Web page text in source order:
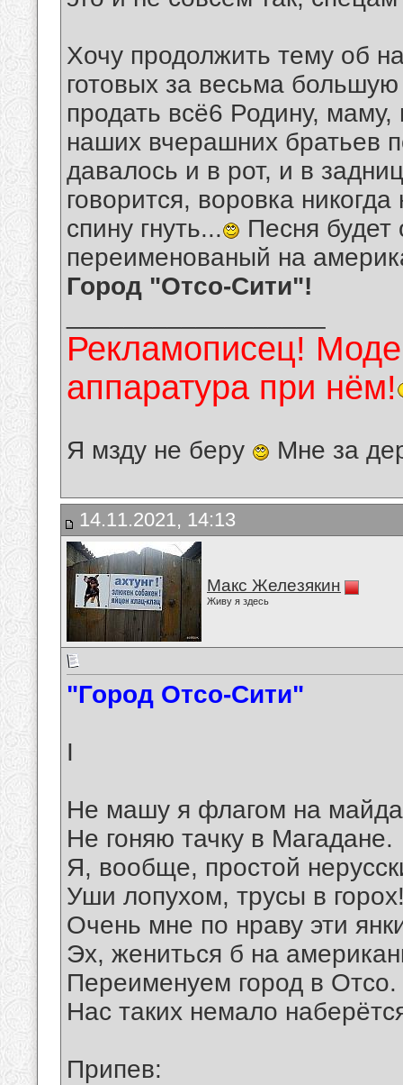
Хочу продолжить тему об
готовых за весьма
продать всё6 Родину,
наших вчерашних братьев
давалось и в рот, и в
говорится, воровка
спину гнуть...
Песня
переименованый на
Город "Отсо-Сити"!
Рекламописец!
аппаратура при нём!
Я мзду не беру Мне за
14.11.2021, 14:13
Макс Железякин
Живу я здесь
"Город Отсо-Сити"
I
Не машу я флагом на
Не гоняю тачку в Магадане.
Я, вообще, простой
Уши лопухом, трусы в
Очень мне по нраву эти
Эх, жениться б на
Переименуем город в Отсо.
Нас таких немало
Припев: